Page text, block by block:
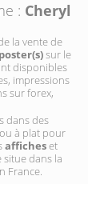
: Cheryl
la vente de
sur le
disponibles
impressions
sur forex,
dans des
à plat pour
afficheset
situe dans la
France.